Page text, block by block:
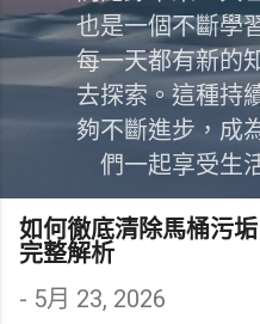
也是一個不斷學
每一天都有新的
去探索。這種持
夠不斷進步，成
們一起享受生
如何徹底清除馬桶污
完整解析
- 5月 23, 2026